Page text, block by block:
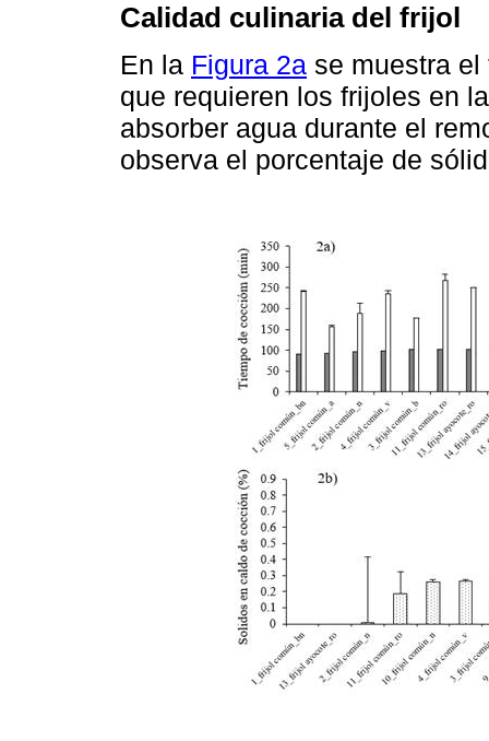
Calidad culinaria del frijol
En la Figura 2a se muestra
que requieren los frijoles en
absorber agua durante el
observa el porcentaje de